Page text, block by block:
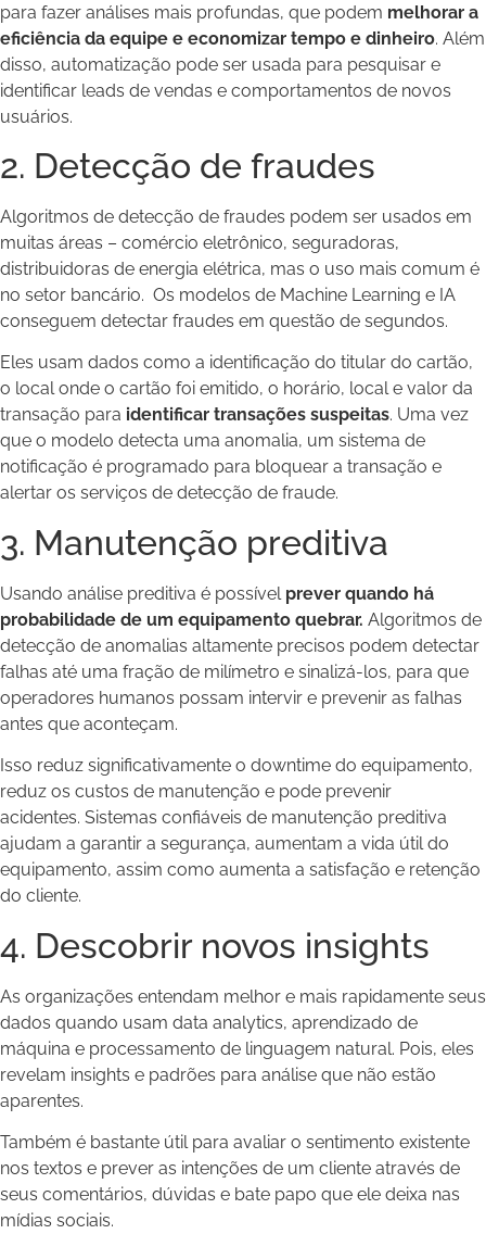
para fazer análises mais profundas, que podem melhorar a
eficiência da equipe e economizar tempo e dinheiro. Além
disso, automatização pode ser usada para pesquisar e
identificar leads de vendas e comportamentos de novos
usuários.
2. Detecção de fraudes
Algoritmos de detecção de fraudes podem ser usados em
muitas áreas – comércio eletrônico, seguradoras,
distribuidoras de energia elétrica, mas o uso mais comum é
no setor bancário. Os modelos de Machine Learning e IA
conseguem detectar fraudes em questão de segundos.
Eles usam dados como a identificação do titular do cartão,
o local onde o cartão foi emitido, o horário, local e valor da
transação para identificar transações suspeitas. Uma vez
que o modelo detecta uma anomalia, um sistema de
notificação é programado para bloquear a transação e
alertar os serviços de detecção de fraude.
3. Manutenção preditiva
Usando análise preditiva é possível prever quando há
probabilidade de um equipamento quebrar. Algoritmos de
detecção de anomalias altamente precisos podem detectar
falhas até uma fração de milímetro e sinalizá-los, para que
operadores humanos possam intervir e prevenir as falhas
antes que aconteçam.
Isso reduz significativamente o downtime do equipamento,
reduz os custos de manutenção e pode prevenir
acidentes. Sistemas confiáveis ​​de manutenção preditiva
ajudam a garantir a segurança, aumentam a vida útil do
equipamento, assim como aumenta a satisfação e retenção
do cliente.
4. Descobrir novos insights
As organizações entendam melhor e mais rapidamente seus
dados quando usam data analytics, aprendizado de
máquina e processamento de linguagem natural. Pois, eles
revelam insights e padrões para análise que não estão
aparentes.
Também é bastante útil para avaliar o sentimento existente
nos textos e prever as intenções de um cliente através de
seus comentários, dúvidas e bate papo que ele deixa nas
mídias sociais.